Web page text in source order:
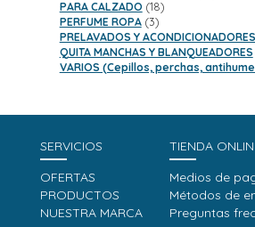
PARA CALZADO 1818
PERFUME ROPA 33
productos
PRELAVADOS Y ACONDICIONADORES
QUITA MANCHAS Y BLANQUEADORES
VARIOS (Cepillos, perchas,
SERVICIOS
OFERTAS
PRODUCTOS
NUESTRA MARCA
TIENDA
Medios de
Métodos de
Preguntas